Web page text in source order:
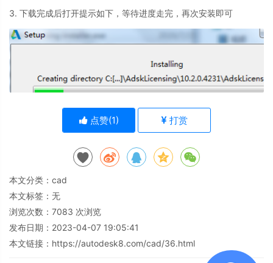
3. 下载完成后打开提示如下，等待进度走完，再次安装即可
点赞(1) 打赏
本文分类： cad
本文标签：无
浏览次数： 7083 次浏览
发布日期：2023-04-07 19:05:41
本文链接： https://autodesk8.com/cad/36.html